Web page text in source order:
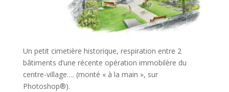
Un petit cimetière historique, respiration entre 2
bâtiments d’une récente opération immobilère du
centre-village…. (monté « à la main », sur
Photoshop®).